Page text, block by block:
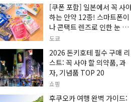
[쿠폰 포함] 일본에서 꼭 사
하는 안약 12종! 스마트폰이
나 콘택트 렌즈로 인한 눈 피
로에 최적!
도쿄
2026 돈키호테 필수 구매 리
스트: 꼭 사야 할 의약품, 과
자, 기념품 TOP 20
쇼핑
후쿠오카 여행 완벽 가이드: